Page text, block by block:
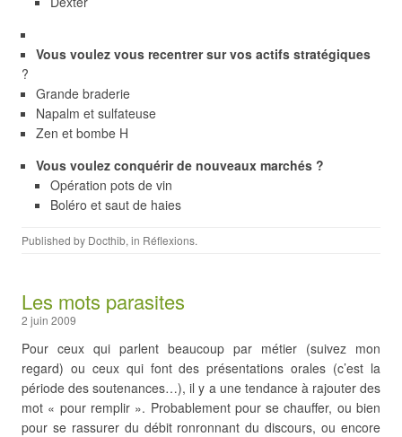
Vous voulez vous recentrer sur vos actifs stratégiques
?
Grande braderie
Napalm et sulfateuse
Zen et bombe H
Vous voulez conquérir de nouveaux marchés ?
Opération pots de vin
Boléro et saut de haies
Published by Docthib, in Réflexions.
Les mots parasites
2 juin 2009
Pour ceux qui parlent beaucoup par métier (suivez mon
regard) ou ceux qui font des présentations orales (c’est la
période des soutenances…), il y a une tendance à rajouter des
mot « pour remplir ». Probablement pour se chauffer, ou bien
pour se rassurer du débit ronronnant du discours, ou encore